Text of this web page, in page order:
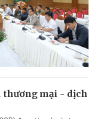
thương mại - dịch